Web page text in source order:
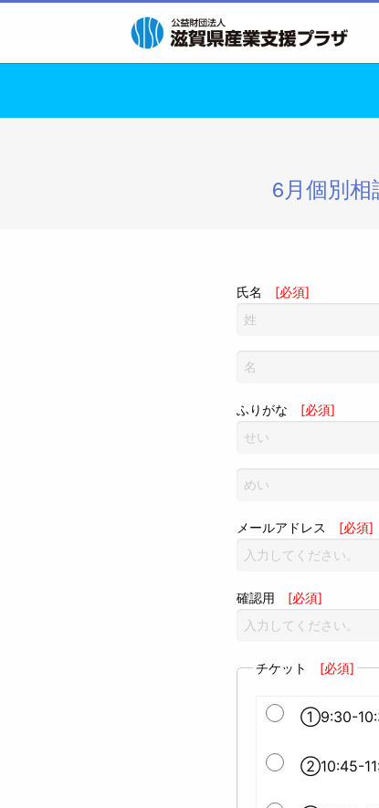
6月個別
氏名 [必須]
ふりがな [必須]
メールアドレス [必須]
確認用 [必須]
チケット [必須]
①9:30-
②10:45-